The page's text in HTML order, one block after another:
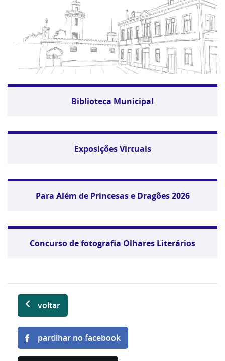
Biblioteca Municipal
Exposições Virtuais
Para Além de Princesas e Dragões 2026
Concurso de fotografia Olhares Literários
voltar
partilhar no facebook